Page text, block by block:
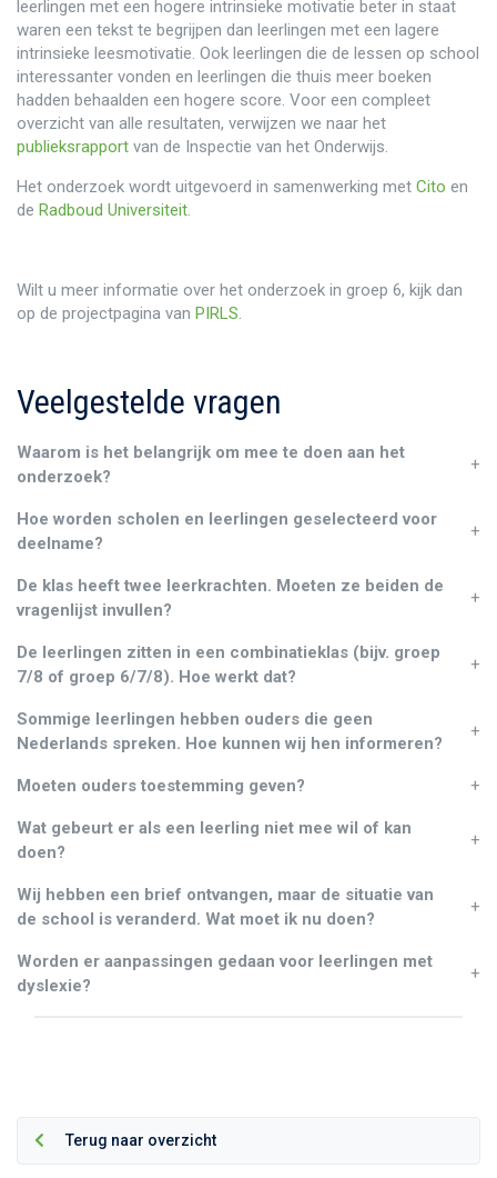
leerlingen met een hogere intrinsieke motivatie beter in staat
waren een tekst te begrijpen dan leerlingen met een lagere
intrinsieke leesmotivatie. Ook leerlingen die de lessen op school
interessanter vonden en leerlingen die thuis meer boeken
hadden behaalden een hogere score. Voor een compleet
overzicht van alle resultaten, verwijzen we naar het
publieksrapport van de Inspectie van het Onderwijs.
Het onderzoek wordt uitgevoerd in samenwerking met Cito en
de Radboud Universiteit
Wilt u meer informatie over het onderzoek in groep 6, kijk dan
op de projectpagina van PIRLS
Veelgestelde vragen
Waarom is het belangrijk om mee te doen aan het
onderzoek?
+
Hoe worden scholen en leerlingen geselecteerd voor
deelname?
+
De klas heeft twee leerkrachten. Moeten ze beiden de
vragenlijst invullen?
+
De leerlingen zitten in een combinatieklas (bijv. groep
7/8 of groep 6/7/8). Hoe werkt dat?
+
Sommige leerlingen hebben ouders die geen
Nederlands spreken. Hoe kunnen wij hen informeren?
+
Moeten ouders toestemming geven? +
Wat gebeurt er als een leerling niet mee wil of kan
doen?
+
Wij hebben een brief ontvangen, maar de situatie van
de school is veranderd. Wat moet ik nu doen?
+
Worden er aanpassingen gedaan voor leerlingen met
dyslexie?
+
Terug naar overzicht